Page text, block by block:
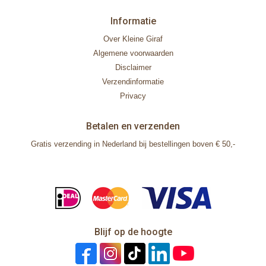
Informatie
Over Kleine Giraf
Algemene voorwaarden
Disclaimer
Verzendinformatie
Privacy
Betalen en verzenden
Gratis verzending in Nederland bij bestellingen boven € 50,-
Blijf op de hoogte